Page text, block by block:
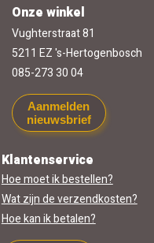
Onze winkel
Vughterstraat 81
5211 EZ 's-Hertogenbosch
085-273 30 04
Aanmelden
nieuwsbrief
Klantenservice
Hoe moet ik bestellen?
Wat zijn de verzendkosten?
Hoe kan ik betalen?